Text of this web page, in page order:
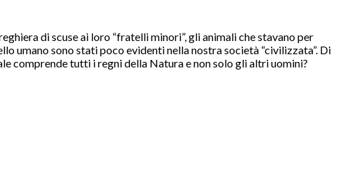
di scuse ai loro “fratelli minori”, gli animali che stavano per
umano sono stati poco evidenti nella nostra società “civilizzata”. Di
comprende tutti i regni della Natura e non solo gli altri uomini?